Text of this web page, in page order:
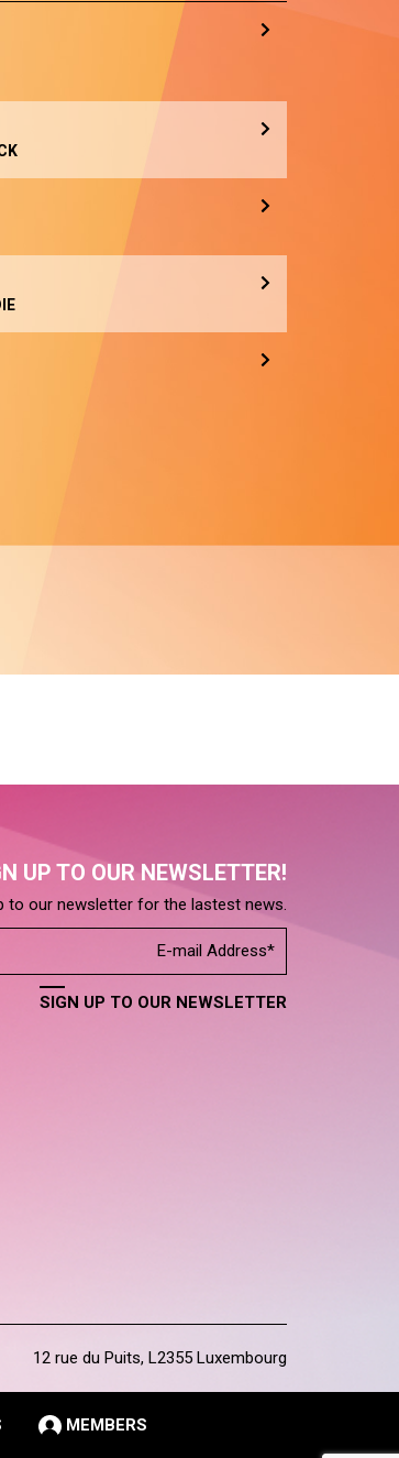
UP TO OUR NEWSLETTER!
to our newsletter for the lastest news.
SIGN UP TO OUR NEWSLETTER
12 rue du Puits, L2355 Luxembourg
MEMBERS